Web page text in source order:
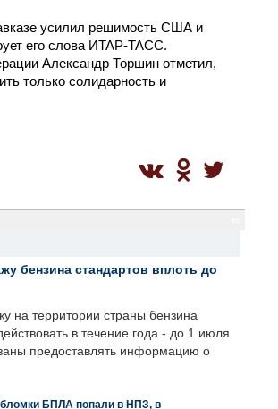
усилил решимость США и
его слова ИТАР-ТАСС.
Александр Торшин отметил,
только солидарность и
бензина стандартов вплоть до
на территории страны бензина
в течение года - до 1 июля
предоставлять информацию о
БПЛА попали в НПЗ, в